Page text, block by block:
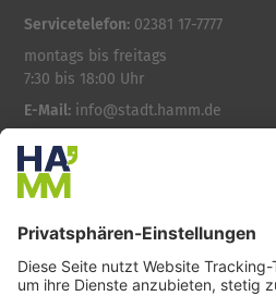
Servicetelefon: 02381 17-7777
montags bis freitags
7:30 bis 18:00 Uhr
E-Mail: info@stadt.hamm.de
Besondere Services